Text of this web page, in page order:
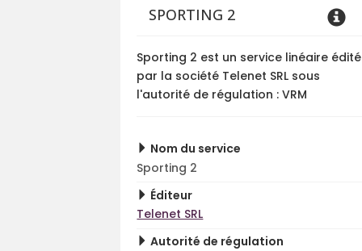
SPORTING 2
Sporting 2 est un service linéaire édité
par la société Telenet SRL sous
l'autorité de régulation : VRM
Nom du service
Sporting 2
Éditeur
Telenet SRL
Autorité de régulation